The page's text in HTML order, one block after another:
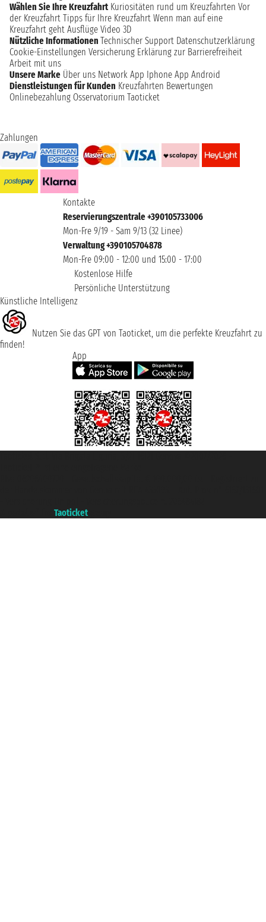
Wählen Sie Ihre Kreuzfahrt Kuriositäten rund um Kreuzfahrten Vor
der Kreuzfahrt Tipps für Ihre Kreuzfahrt Wenn man auf eine
Kreuzfahrt geht Ausflüge Video 3D
Nützliche Informationen Technischer Support Datenschutzerklärung
Cookie-Einstellungen Versicherung Erklärung zur Barrierefreiheit
Arbeit mit uns
Unsere Marke Über uns Network App Iphone App Android
Dienstleistungen für Kunden Kreuzfahrten Bewertungen
Onlinebezahlung Osservatorium Taoticket
Zahlungen
Kontakte
Reservierungszentrale +390105733006
Mon-Fre 9/19 - Sam 9/13 (32 Linee)
Verwaltung +390105704878
Mon-Fre 09:00 - 12:00 und 15:00 - 17:00
Kostenlose Hilfe
Persönliche Unterstützung
Künstliche Intelligenz
Nutzen Sie das GPT von Taoticket, um die perfekte Kreuzfahrt zu
finden!
App
Taoticket